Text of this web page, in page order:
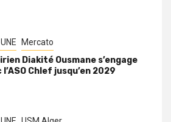
Mercato
Diakité Ousmane s’engage
l’ASO Chlef jusqu’en 2029